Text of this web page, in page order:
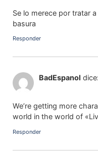
Se lo merece por tratar
basura
Responder
BadEspanol dice:
We’re getting more
world in the world of
Responder